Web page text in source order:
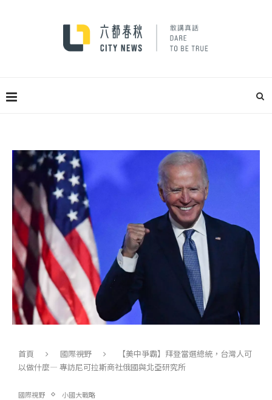
首頁 國際視野
【美中爭霸】拜登當選總統，台灣人可
以做什麼— 專訪尼可拉斯商社俄國與北亞研究所
國際視野 小國大戰略